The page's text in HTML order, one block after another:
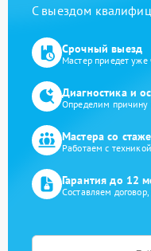
С выездом
Срочный выезд
Мастер приедет
Диагностика и
Определим причину
Мастера со
Работаем с
Гарантия до 12
Составляем